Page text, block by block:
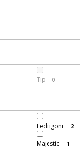
Tip 0
Fedrigoni 2
Majestic 1